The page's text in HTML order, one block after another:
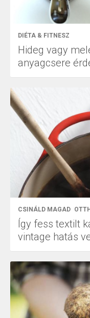
DIÉTA & FITNESZ
Hideg vagy
anyagcsere
CSINÁLD MAGAD
Így fess textilt
vintage hatás